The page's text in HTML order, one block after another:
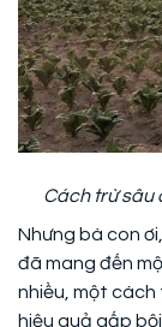
Cách trừ sâu
Nhưng bà con
đã mang đến
nhiều, một cách
hiệu quả gấp